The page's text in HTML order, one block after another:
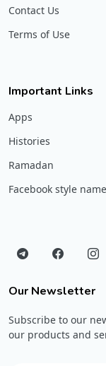
Contact Us
Terms of Use
Important Links
Apps
Histories
Ramadan
Facebook style name
Our Newsletter
Subscribe to our
our products and